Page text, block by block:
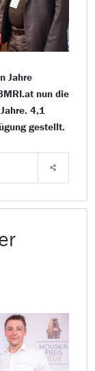
Jahre
nun die
4,1
gestellt.